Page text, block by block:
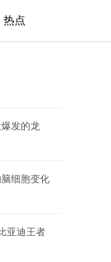
热点
发的龙
细胞变化
亚迪王者